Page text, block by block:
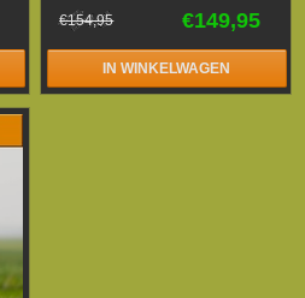
€149,95
€154,95
IN WINKELWAGEN